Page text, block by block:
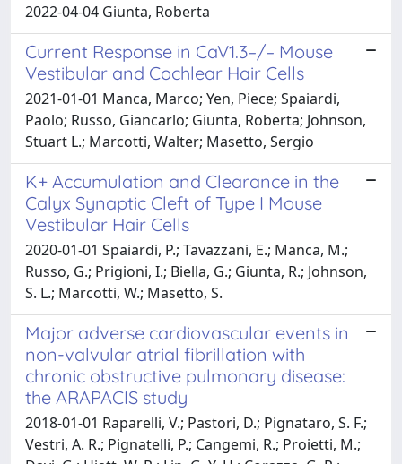
2022-04-04 Giunta, Roberta
Current Response in CaV1.3–/– Mouse
Vestibular and Cochlear Hair Cells
2021-01-01 Manca, Marco; Yen, Piece; Spaiardi,
Paolo; Russo, Giancarlo; Giunta, Roberta; Johnson,
Stuart L.; Marcotti, Walter; Masetto, Sergio
K+ Accumulation and Clearance in the
Calyx Synaptic Cleft of Type I Mouse
Vestibular Hair Cells
2020-01-01 Spaiardi, P.; Tavazzani, E.; Manca, M.;
Russo, G.; Prigioni, I.; Biella, G.; Giunta, R.; Johnson,
S. L.; Marcotti, W.; Masetto, S.
Major adverse cardiovascular events in
non-valvular atrial fibrillation with
chronic obstructive pulmonary disease:
the ARAPACIS study
2018-01-01 Raparelli, V.; Pastori, D.; Pignataro, S. F.;
Vestri, A. R.; Pignatelli, P.; Cangemi, R.; Proietti, M.;